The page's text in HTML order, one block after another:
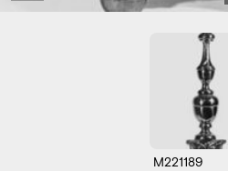
M221189